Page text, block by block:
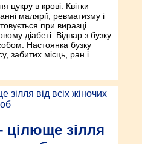
цукру в крові. Квітки
малярії, ревматизму і
при виразці
діабеті. Відвар з бузку
Настоянка бузку
забитих місць, ран і
цілюще зілля